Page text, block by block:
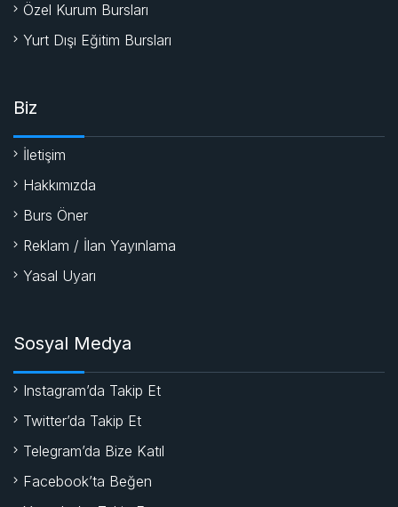
Özel Kurum Bursları
Yurt Dışı Eğitim Bursları
Biz
İletişim
Hakkımızda
Burs Öner
Reklam / İlan Yayınlama
Yasal Uyarı
Sosyal Medya
Instagram’da Takip Et
Twitter’da Takip Et
Telegram’da Bize Katıl
Facebook’ta Beğen